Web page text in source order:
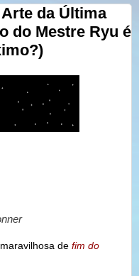
da Última
do Mestre Ryu é
de fim do